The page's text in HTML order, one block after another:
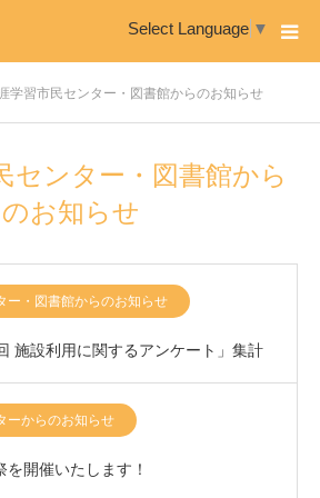
Select Language ▼
学習市民センター・図書館からのお知らせ
センター・図書館から
のお知らせ
ー・図書館からのお知らせ
施設利用に関するアンケート」集計
ーからのお知らせ
開催いたします！